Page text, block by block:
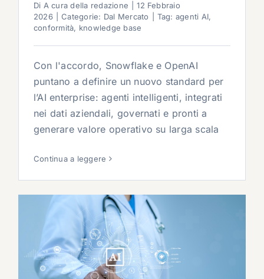
Di A cura della redazione
12 Febbraio
2026
Categorie: Dal Mercato Tag: agenti AI,
conformità, knowledge base
Con l'accordo, Snowflake e OpenAI
puntano a definire un nuovo standard per
l’AI enterprise: agenti intelligenti, integrati
nei dati aziendali, governati e pronti a
generare valore operativo su larga scala
Continua a leggere